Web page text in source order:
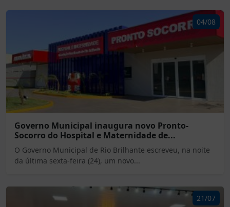
04/08
Governo Municipal inaugura novo Pronto-
Socorro do Hospital e Maternidade de...
O Governo Municipal de Rio Brilhante escreveu, na noite
da última sexta-feira (24), um novo...
21/07